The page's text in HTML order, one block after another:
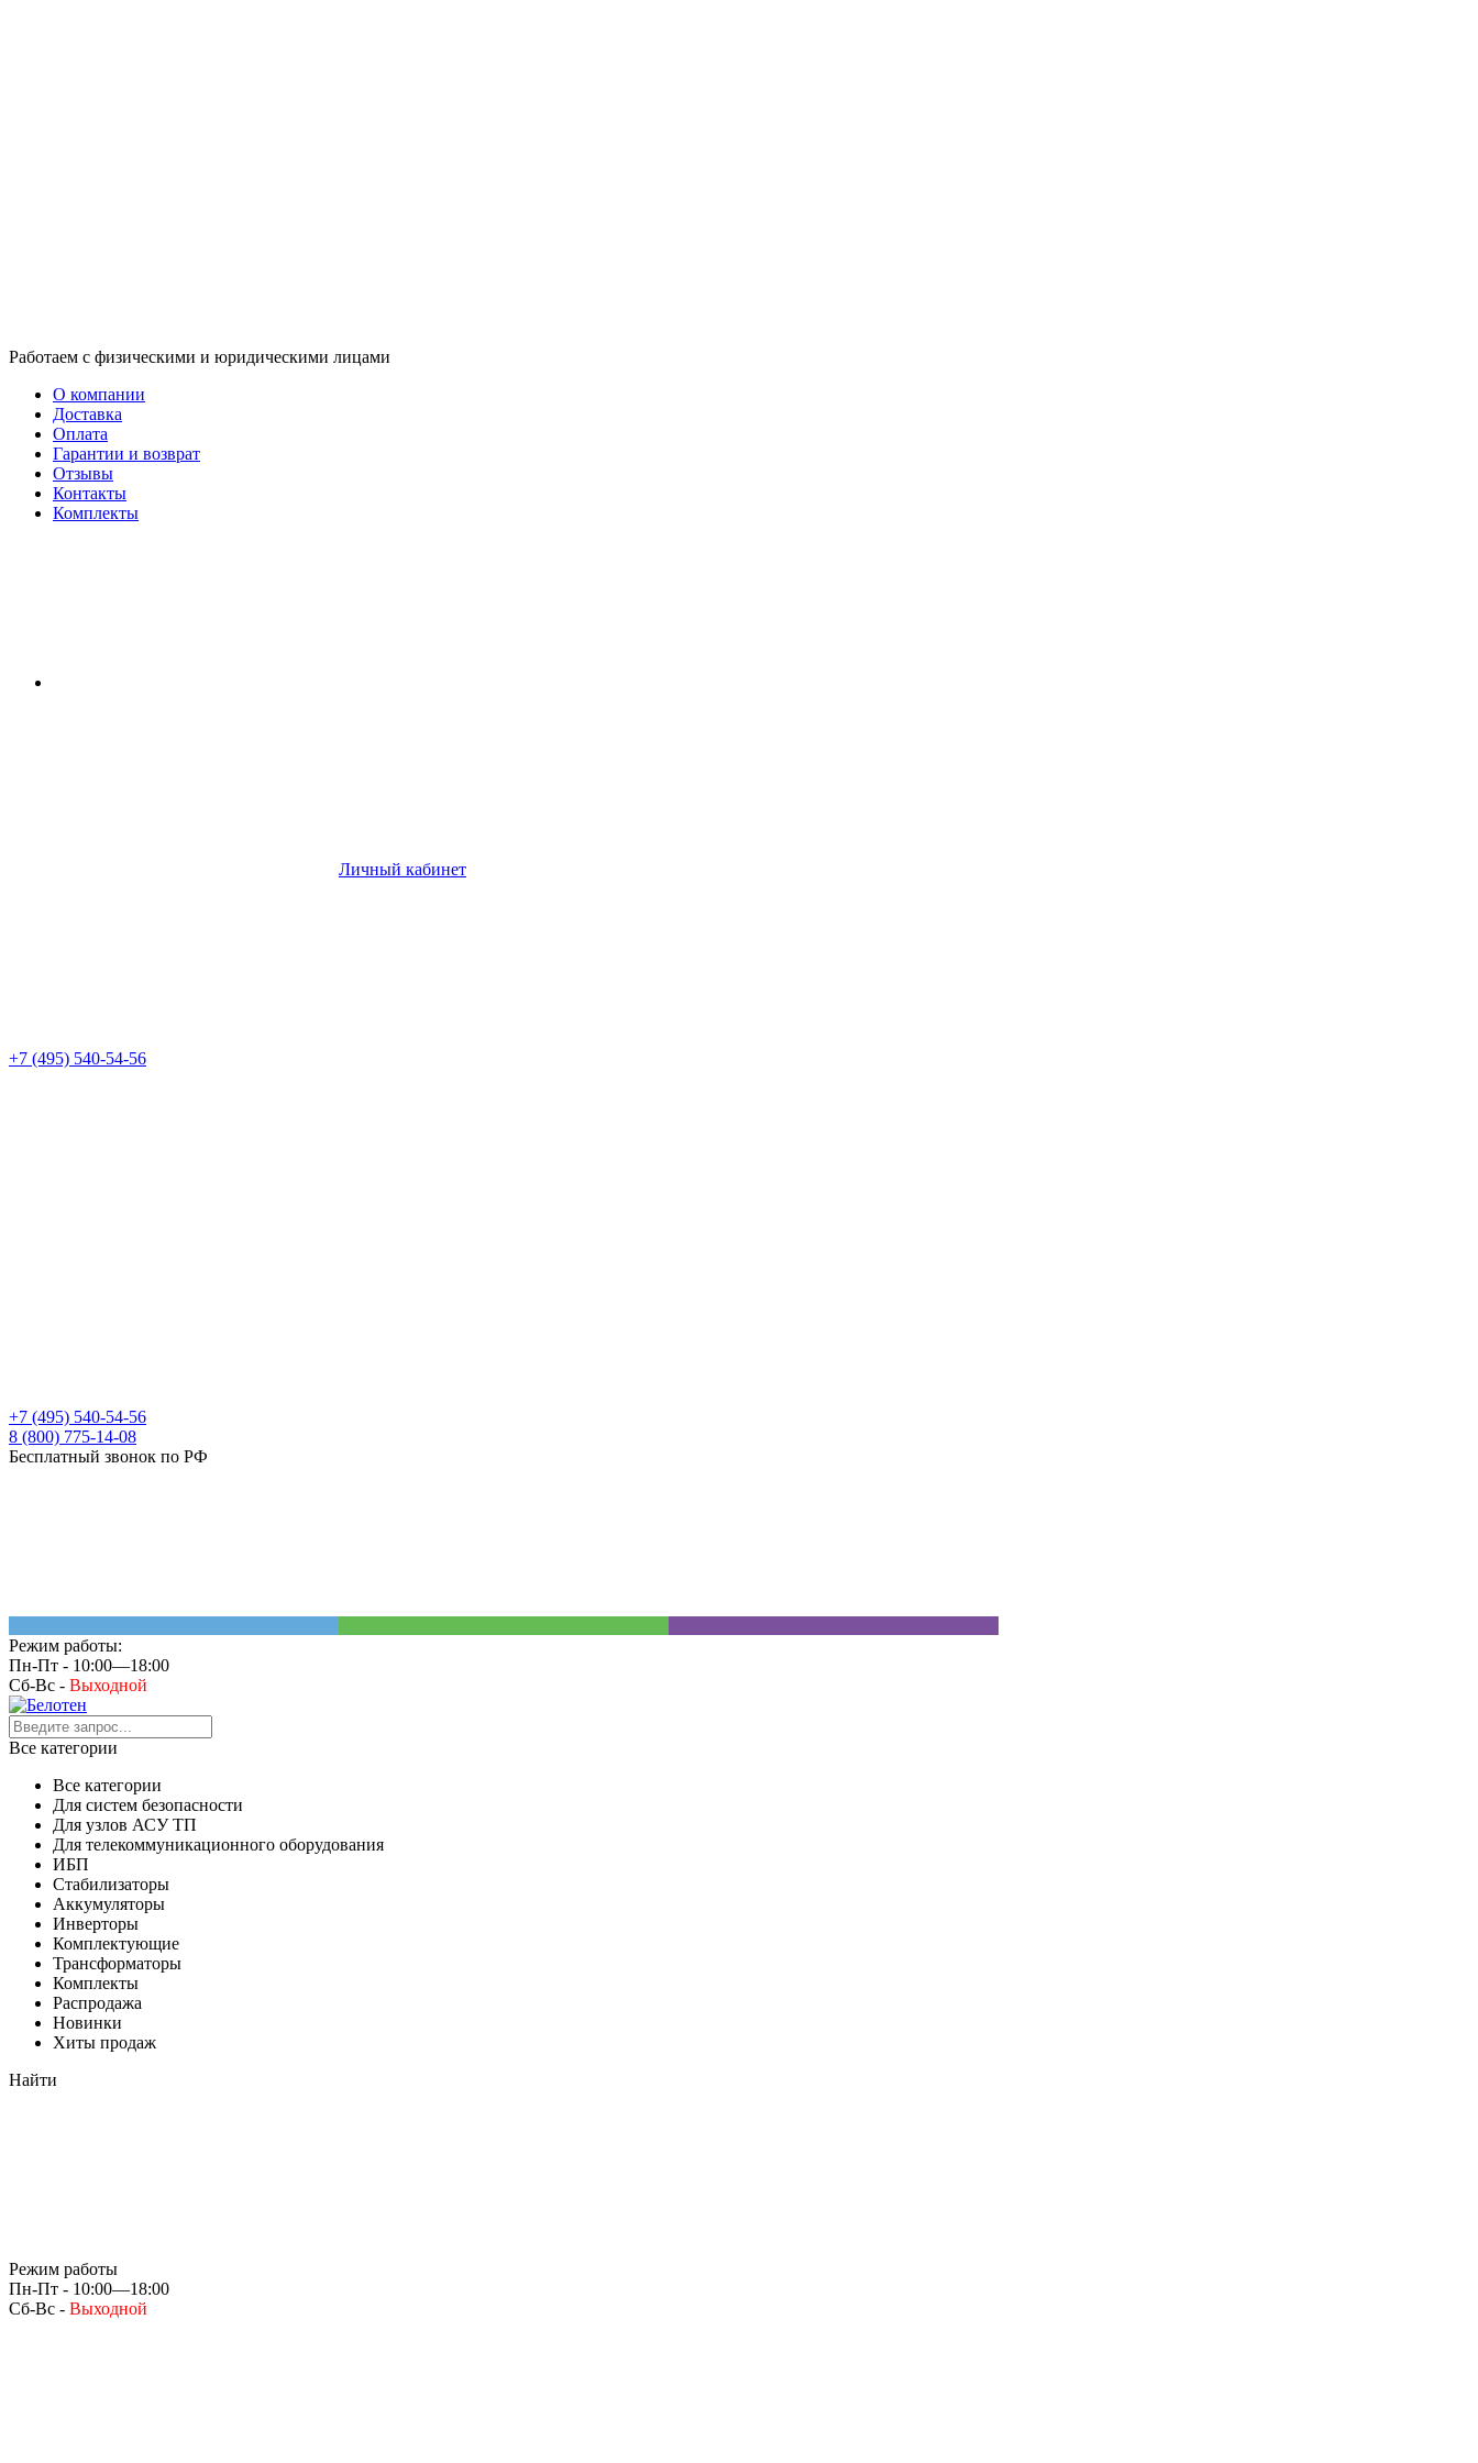
Работаем с физическими и юридическими лицами
О компании
Доставка
Оплата
Гарантии и возврат
Отзывы
Контакты
Комплекты
Личный кабинет
+7 (495) 540-54-56
+7 (495) 540-54-56
8 (800) 775-14-08
Бесплатный звонок по РФ
Режим работы:
Пн-Пт - 10:00—18:00
Сб-Вс - Выходной
Все категории
Все категории
Для систем безопасности
Для узлов АСУ ТП
Для телекоммуникационного оборудования
ИБП
Стабилизаторы
Аккумуляторы
Инверторы
Комплектующие
Трансформаторы
Комплекты
Распродажа
Новинки
Хиты продаж
Найти
Режим работы
Пн-Пт - 10:00—18:00
Сб-Вс - Выходной